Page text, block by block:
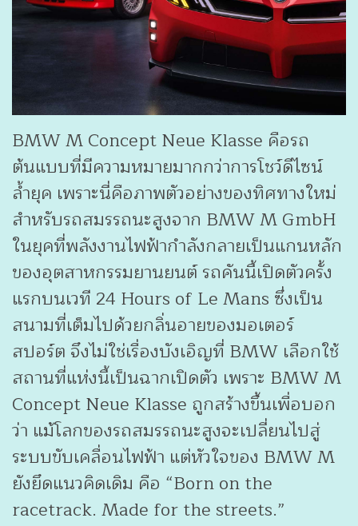
BMW M Concept Neue Klasse คือรถ
ต้นแบบที่มีความหมายมากกว่าการโชว์ดีไซน์
ล้ำยุค เพราะนี่คือภาพตัวอย่างของทิศทางใหม่
สำหรับรถสมรรถนะสูงจาก BMW M GmbH
ในยุคที่พลังงานไฟฟ้ากำลังกลายเป็นแกนหลัก
ของอุตสาหกรรมยานยนต์ รถคันนี้เปิดตัวครั้ง
แรกบนเวที 24 Hours of Le Mans ซึ่งเป็น
สนามที่เต็มไปด้วยกลิ่นอายของมอเตอร์
สปอร์ต จึงไม่ใช่เรื่องบังเอิญที่ BMW เลือกใช้
สถานที่แห่งนี้เป็นฉากเปิดตัว เพราะ BMW M
Concept Neue Klasse ถูกสร้างขึ้นเพื่อบอก
ว่า แม้โลกของรถสมรรถนะสูงจะเปลี่ยนไปสู่
ระบบขับเคลื่อนไฟฟ้า แต่หัวใจของ BMW M
ยังยึดแนวคิดเดิม คือ “Born on the
racetrack. Made for the streets.”